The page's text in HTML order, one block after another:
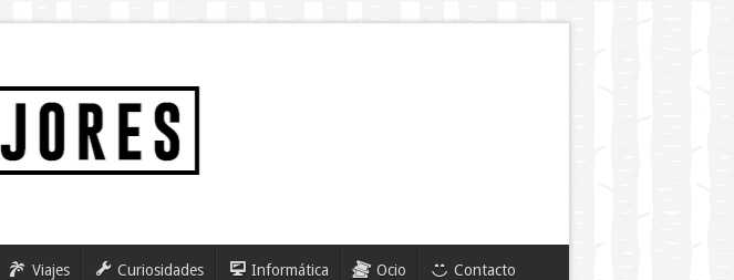
Viajes Curiosidades Informática Ocio Contacto